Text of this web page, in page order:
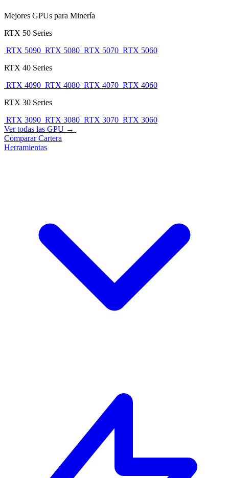
Mejores GPUs para Minería
RTX 50 Series
RTX 5090 RTX 5080 RTX 5070 RTX 5060
RTX 40 Series
RTX 4090 RTX 4080 RTX 4070 RTX 4060
RTX 30 Series
RTX 3090 RTX 3080 RTX 3070 RTX 3060
Ver todas las GPU →
CompararCartera
Herramientas